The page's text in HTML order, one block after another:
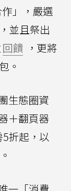
」，嚴選
並且祭出
回饋 ，更將
。
生態圈資
＋翻頁器
5折起，以